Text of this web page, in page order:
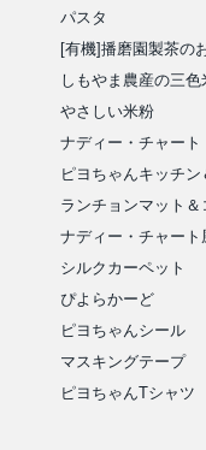
パスタ
[有機]播磨園製茶の
しもやま農産の三色
やさしい米粉
ナディー・チャート
ピヨちゃんキッチ
ランチョンマット＆
ナディー・チャート
シルクカーペット
ぴよらかーど
ピヨちゃんシール
マスキングテープ
ピヨちゃんTシャツ